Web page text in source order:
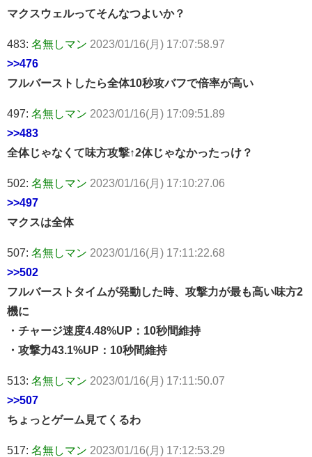
マクスウェルってそんなつよいか？
483: 名無しマン 2023/01/16(月) 17:07:58.97
>>476
フルバーストしたら全体10秒攻バフで倍率が高い
497: 名無しマン 2023/01/16(月) 17:09:51.89
>>483
全体じゃなくて味方攻撃↑2体じゃなかったっけ？
502: 名無しマン 2023/01/16(月) 17:10:27.06
>>497
マクスは全体
507: 名無しマン 2023/01/16(月) 17:11:22.68
>>502
フルバーストタイムが発動した時、攻撃力が最も高い味方2
機に
・チャージ速度4.48%UP：10秒間維持
・攻撃力43.1%UP：10秒間維持
513: 名無しマン 2023/01/16(月) 17:11:50.07
>>507
ちょっとゲーム見てくるわ
517: 名無しマン 2023/01/16(月) 17:12:53.29